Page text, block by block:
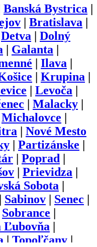
Banská Bystrica |
| Bratislava |
Detva | Dolný
| Galanta |
| Ilava |
| Krupina |
| Levoča |
| Malacky |
Michalovce |
| Nové Mesto
| Partizánske |
| Poprad |
| Prievidza |
Sobota |
| Sabinov | Senec |
Sobrance |
Ľubovňa |
| Topoľčany |